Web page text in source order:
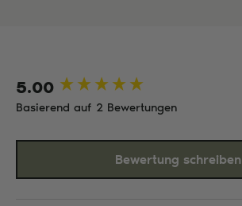
5.00
Basierend auf 2 Bewertungen
Bewertung schreiben
New content loaded